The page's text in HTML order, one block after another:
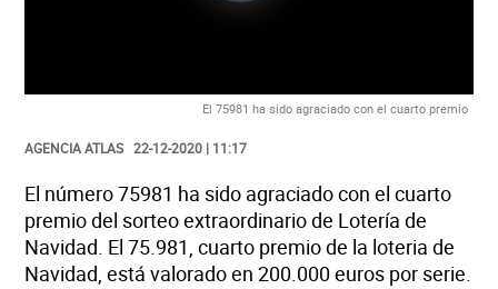
El 75981 ha sido agraciado con el cuarto premio
AGENCIA ATLAS 22-12-2020 | 11:17
El número 75981 ha sido agraciado con el cuarto
premio del sorteo extraordinario de Lotería de
Navidad. El 75.981, cuarto premio de la loteria de
Navidad, está valorado en 200.000 euros por serie.